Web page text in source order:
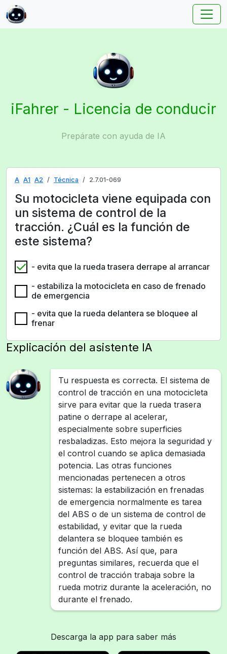
iFahrer - Licencia de conducir
Prepárate con ayuda de IA
A A1 A2 Técnica 2.7.01-069
Su motocicleta viene equipada con
un sistema de control de la
tracción. ¿Cuál es la función de
este sistema?
- evita que la rueda trasera derrape al arrancar
- estabiliza la motocicleta en caso de frenado
de emergencia
- evita que la rueda delantera se bloquee al
frenar
Explicación del asistente IA
Tu respuesta es correcta. El sistema de
control de tracción en una motocicleta
sirve para evitar que la rueda trasera
patine o derrape al acelerar,
especialmente sobre superficies
resbaladizas. Esto mejora la seguridad y
el control cuando se aplica demasiada
potencia. Las otras funciones
mencionadas pertenecen a otros
sistemas: la estabilización en frenadas
de emergencia normalmente es tarea
del ABS o de un sistema de control de
estabilidad, y evitar que la rueda
delantera se bloquee también es
función del ABS. Así que, para
preguntas similares, recuerda que el
control de tracción trabaja sobre la
rueda motriz durante la aceleración, no
durante el frenado.
Descarga la app para saber más